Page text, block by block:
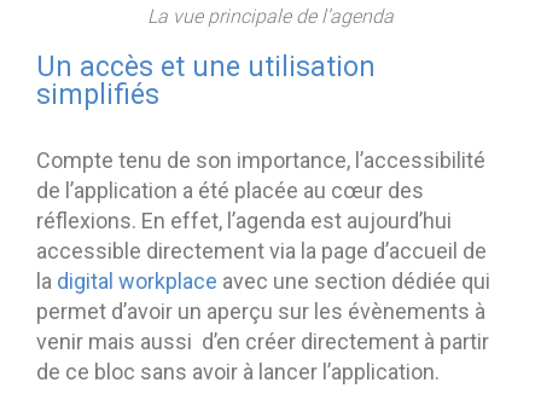
La vue principale de l’agenda
Un accès et une utilisation
simplifiés
Compte tenu de son importance, l’accessibilité
de l’application a été placée au cœur des
réflexions. En effet, l’agenda est aujourd’hui
accessible directement via la page d’accueil de
la digital workplace avec une section dédiée qui
permet d’avoir un aperçu sur les évènements à
venir mais aussi d’en créer directement à partir
de ce bloc sans avoir à lancer l’application.